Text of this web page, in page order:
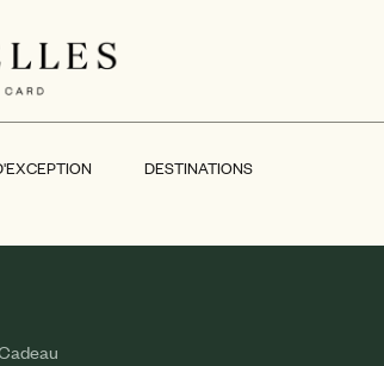
DESTINATIONS